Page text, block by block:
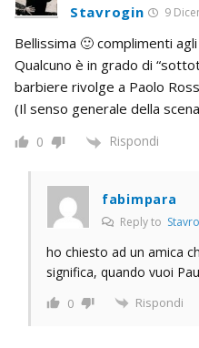
Stavrogin 9
Bellissima 🙂 complimenti
Qualcuno è in grado di
barbiere rivolge a Paolo
(Il senso generale della
0 Rispondi
fabimpara
Reply to
ho chiesto ad un amica
significa, quando vuoi
0 Rispondi